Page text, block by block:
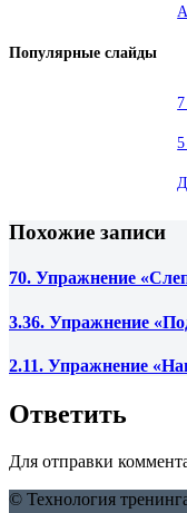
Популярные слайды
Похожие записи
70. Упражнение
3.36. Упражнение
2.11. Упражнение
Ответить
Для отправки
© Технология